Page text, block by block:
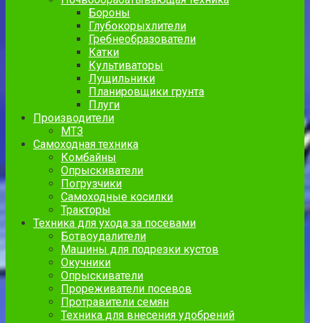
Бороны
Глубокорыхлители
Гребнеобразователи
Катки
Культиваторы
Лущильники
Планировщики грунта
Плуги
Производители
МТЗ
Самоходная техника
Комбайны
Опрыскиватели
Погрузчики
Самоходные косилки
Тракторы
Техника для ухода за посевами
Ботвоудалители
Машины для подрезки кустов
Окучники
Опрыскиватели
Прореживатели посевов
Протравители семян
Техника для внесения удобрений